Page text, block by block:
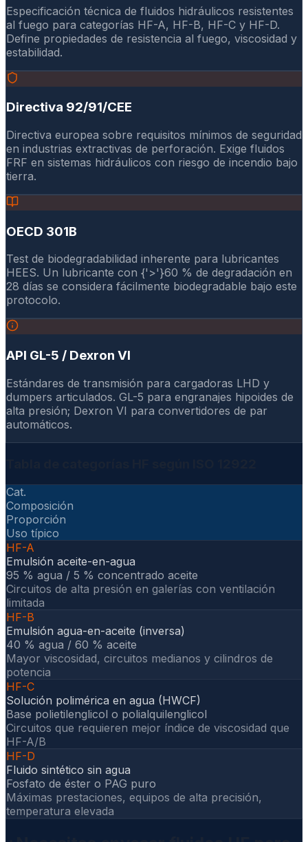
Especificación técnica de fluidos hidráulicos resistentes
al fuego para categorías HF-A, HF-B, HF-C y HF-D.
Define propiedades de resistencia al fuego, viscosidad y
estabilidad.
Directiva 92/91/CEE
Directiva europea sobre requisitos mínimos de seguridad
en industrias extractivas de perforación. Exige fluidos
FRF en sistemas hidráulicos con riesgo de incendio bajo
tierra.
OECD 301B
Test de biodegradabilidad inherente para lubricantes
HEES. Un lubricante con {'>'}60 % de degradación en
28 días se considera fácilmente biodegradable bajo este
protocolo.
API GL-5 / Dexron VI
Estándares de transmisión para cargadoras LHD y
dumpers articulados. GL-5 para engranajes hipoides de
alta presión; Dexron VI para convertidores de par
automáticos.
Cat.
Composición
Proporción
Uso típico
HF-A
Emulsión aceite-en-agua
95 % agua / 5 % concentrado aceite
Circuitos de alta presión en galerías con ventilación
limitada
HF-B
Emulsión agua-en-aceite (inversa)
40 % agua / 60 % aceite
Mayor viscosidad, circuitos medianos y cilindros de
potencia
HF-C
Solución polimérica en agua (HWCF)
Base polietilenglicol o polialquilenglicol
Circuitos que requieren mejor índice de viscosidad que
HF-A/B
HF-D
Fluido sintético sin agua
Fosfato de éster o PAG puro
Máximas prestaciones, equipos de alta precisión,
temperatura elevada